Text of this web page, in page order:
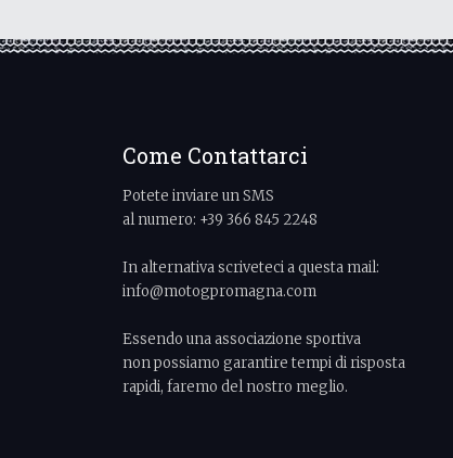
Come Contattarci
Potete inviare un SMS
al numero: +39 366 845 2248
In alternativa scriveteci a questa mail:
info@motogpromagna.com
Essendo una associazione sportiva
non possiamo garantire tempi di risposta
rapidi, faremo del nostro meglio.